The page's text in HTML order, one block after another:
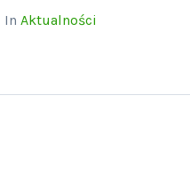
In Aktualności